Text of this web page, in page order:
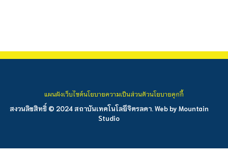
สงวนลิขสิทธิ์ © 2024 สถาบันเทคโนโลยีจิตรลดา. Web by Mountain
Studio
แผนผังเว็บไซต์นโยบายความเป็นส่วนตัวนโยบายคุกกี้